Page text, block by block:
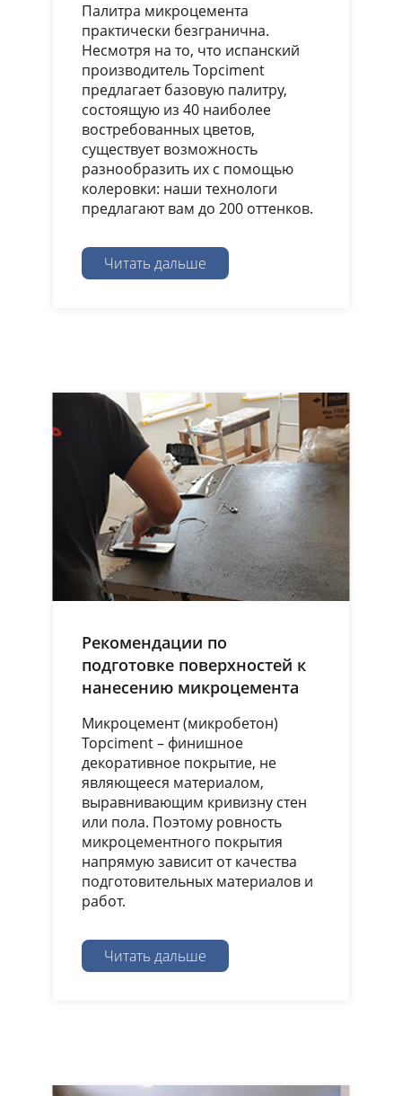
Палитра микроцемента
практически безгранична.
Несмотря на то, что испанский
производитель Topciment
предлагает базовую палитру,
состоящую из 40 наиболее
востребованных цветов,
существует возможность
разнообразить их с помощью
колеровки: наши технологи
предлагают вам до 200 оттенков.
Читать дальше
Рекомендации по
подготовке поверхностей к
нанесению микроцемента
Микроцемент (микробетон)
Topciment – финишное
декоративное покрытие, не
являющееся материалом,
выравнивающим кривизну стен
или пола. Поэтому ровность
микроцементного покрытия
напрямую зависит от качества
подготовительных материалов и
работ.
Читать дальше